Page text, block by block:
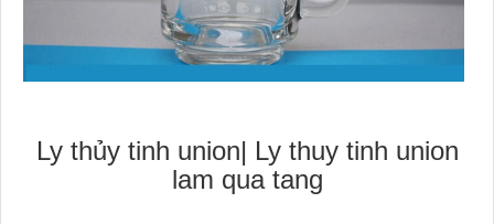
Ly thủy tinh union| Ly thuy tinh union
lam qua tang